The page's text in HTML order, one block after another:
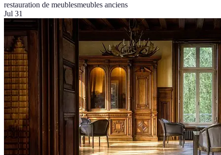
restauration de meublesmeubles anciens
Jul 31